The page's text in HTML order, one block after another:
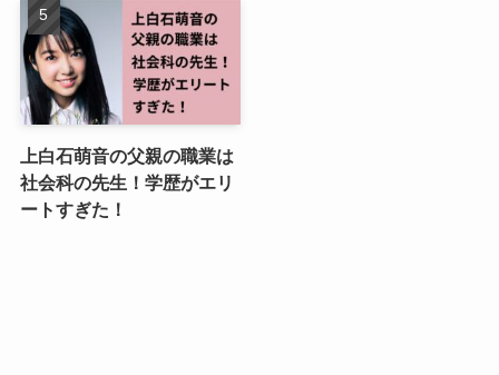
上白石萌音の父親の職業は
社会科の先生！学歴がエリ
ートすぎた！